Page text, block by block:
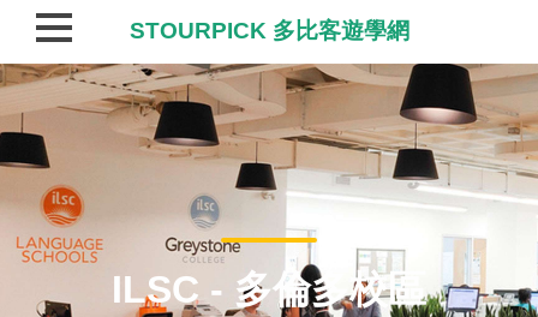
ILSC - 多倫多校區
STOURPICK 多比客遊學網